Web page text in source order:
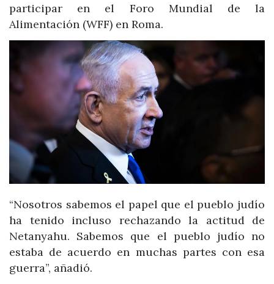
participar en el Foro Mundial de la
Alimentación (WFF) en Roma.
“Nosotros sabemos el papel que el pueblo judío
ha tenido incluso rechazando la actitud de
Netanyahu. Sabemos que el pueblo judío no
estaba de acuerdo en muchas partes con esa
guerra”, añadió.